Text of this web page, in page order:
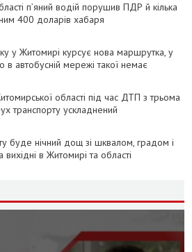
п’яний водій порушив ПДР й кілька
400 доларів хабаря
у Житомирі курсує нова маршрутка, у
в автобусній мережі такої немає
області під час ДТП з трьома
транспорту ускладнений
буде нічний дощ зі шквалом, градом і
в Житомирі та області